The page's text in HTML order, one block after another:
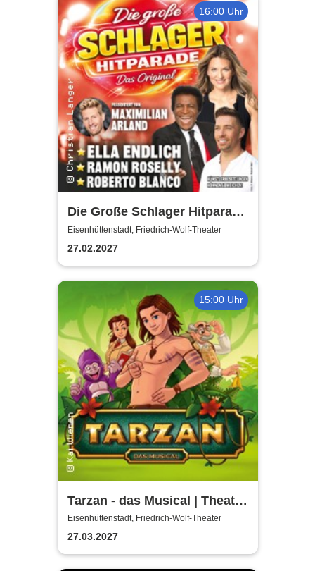
16:00 Uhr
Die Große Schlager Hitparade
- Das Original - 2027
Eisenhüttenstadt, Friedrich-Wolf-Theater
27.02.2027
15:00 Uhr
Tarzan - das Musical | Theater
Liberi
Eisenhüttenstadt, Friedrich-Wolf-Theater
27.03.2027